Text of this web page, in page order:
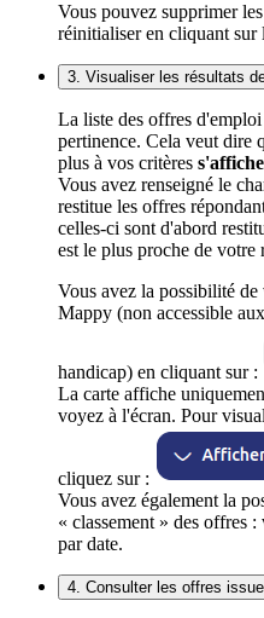
Vous pouvez supprimer
réinitialiser en cliquant
3. Visualiser les résultats
La liste des offres
pertinence. Cela veut dire
plus à vos critères
Vous avez renseigné le
restitue les offres
celles-ci sont d'abord
est le plus proche de votre
Vous avez la possibilité
Mappy (non accessible
handicap) en cliquant sur :
La carte affiche
voyez à l'écran. Pour
cliquez sur :
Vous avez également la
« classement » des offres
par date.
4. Consulter les offres